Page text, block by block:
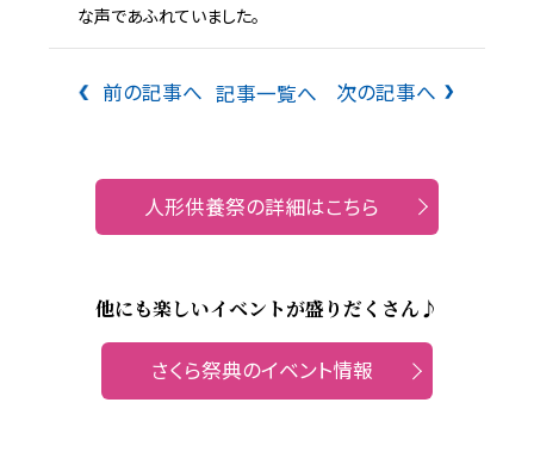
な声であふれていました。
前の記事へ 次の記事へ
記事一覧へ
人形供養祭の詳細はこちら
他にも楽しいイベントが盛りだくさん♪
さくら祭典のイベント情報